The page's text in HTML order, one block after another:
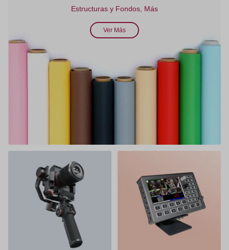
Estructuras y Fondos, Más
Ver Más